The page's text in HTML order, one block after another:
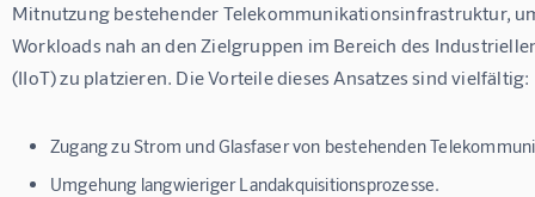
Mitnutzung bestehender Telekommunikationsinfrastruktur,
Workloads nah an den Zielgruppen im Bereich des
(IIoT) zu platzieren. Die Vorteile dieses Ansatzes sind vielfältig:
Zugang zu Strom und Glasfaser von bestehenden
Umgehung langwieriger Landakquisitionsprozesse.